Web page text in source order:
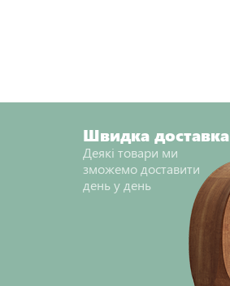
Швидка доставка
Деякі товари ми
зможемо доставити
день у день